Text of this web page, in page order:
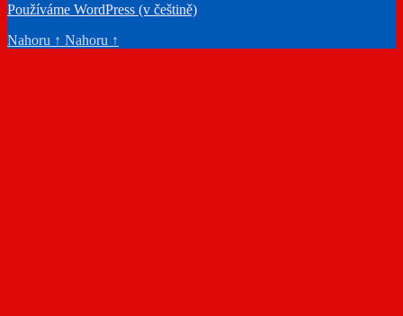
Používáme WordPress (v češtině)
Nahoru ↑ Nahoru ↑